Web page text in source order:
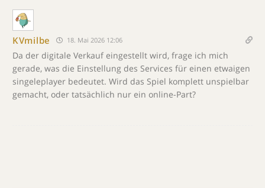
KVmilbe 18. Mai 2026 12:06
Da der digitale Verkauf eingestellt wird, frage ich mich
gerade, was die Einstellung des Services für einen etwaigen
singeleplayer bedeutet. Wird das Spiel komplett unspielbar
gemacht, oder tatsächlich nur ein online-Part?